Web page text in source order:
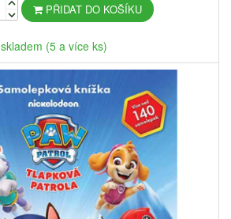
PŘIDAT DO KOŠÍKU
skladem (5 a více ks)